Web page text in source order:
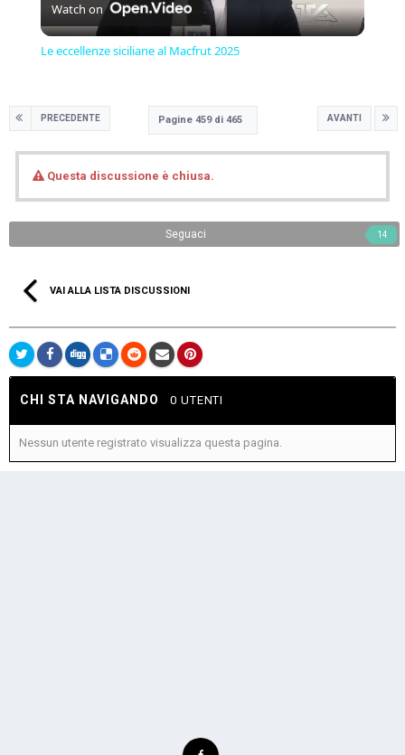
Video
Watch on
Le eccellenze siciliane al Macfrut 2025
PRECEDENTE AVANTI
Pagine 459 di 465
Questa discussione è chiusa.
Seguaci 14
VAI ALLA LISTA DISCUSSIONI
CHI STA NAVIGANDO 0 UTENTI
Nessun utente registrato visualizza questa pagina.